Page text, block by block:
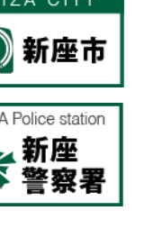
ーモーニング [
当 統括主査 遠
奥村 北斗（おく
CaaaaN!!!!
) アリエッタ交
コミュニティコ